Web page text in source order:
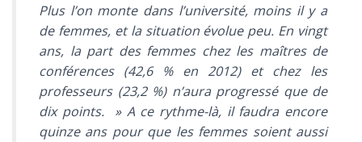
Plus l’on monte dans l’université, moins il y a
de femmes, et la situation évolue peu. En vingt
ans, la part des femmes chez les maîtres de
conférences (42,6 % en 2012) et chez les
professeurs (23,2 %) n’aura progressé que de
dix points.
» A ce rythme-là, il faudra encore
quinze ans pour que les femmes soient aussi